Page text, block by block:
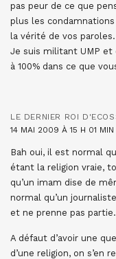
pas peur de ce que
plus les
la vérité de vos paroles.
Je suis militant UMP
à 100% dans ce que
LE DERNIER ROI
14 MAI 2009 À 15 H 01 MIN
Bah oui, il est normal
étant la religion vraie,
qu’un imam dise de
normal qu’un
et ne prenne pas partie.
A défaut d’avoir une
d’une religion, on s’en